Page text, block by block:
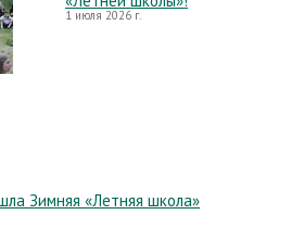
1 июля 2026 г.
Зимняя «Летняя школа»